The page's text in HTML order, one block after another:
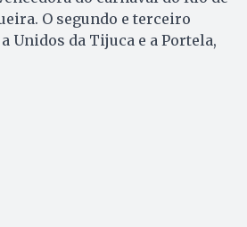
O segundo e terceiro
Unidos da Tijuca e a Portela,